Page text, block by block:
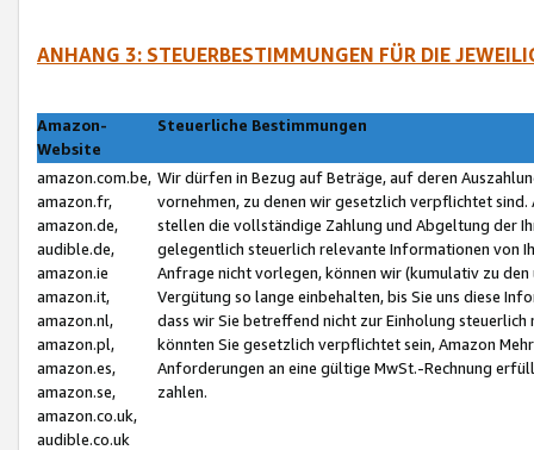
ANHANG 3: STEUERBESTIMMUNGEN FÜR DIE
Amazon-
Website
Steuerliche Bestimmungen
amazon.com.be,
amazon.fr,
amazon.de,
audible.de,
amazon.ie
amazon.it,
amazon.nl,
amazon.pl,
amazon.es,
amazon.se,
amazon.co.uk,
audible.co.uk
Wir dürfen in Bezug auf Beträge, auf deren
vornehmen, zu denen wir gesetzlich verpflichtet
stellen die vollständige Zahlung und Abgeltung der
gelegentlich steuerlich relevante Informationen von
Anfrage nicht vorlegen, können wir (kumulativ zu
Vergütung so lange einbehalten, bis Sie uns diese
dass wir Sie betreffend nicht zur Einholung
könnten Sie gesetzlich verpflichtet sein, Amazon
Anforderungen an eine gültige MwSt.-Rechnung
zahlen.